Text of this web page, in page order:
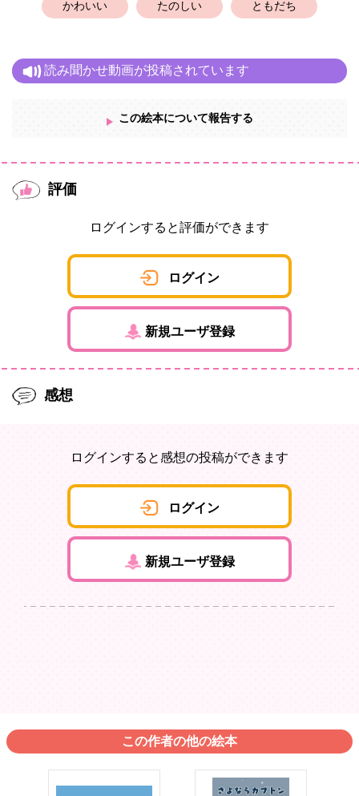
かわいい たのしい ともだち
読み聞かせ動画が投稿されています
この絵本について報告する
評価
ログインすると評価ができます
ログイン
新規ユーザ登録
感想
ログインすると感想の投稿ができます
ログイン
新規ユーザ登録
この作者の他の絵本